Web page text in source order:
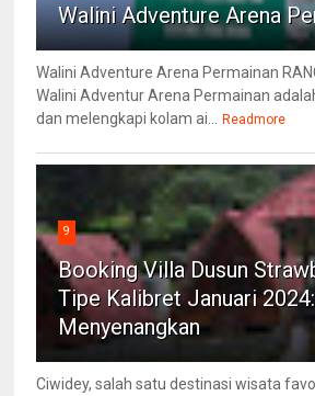
Walini Adventure Arena
Walini Adventure Arena Permainan
Walini Adventur Arena Permainan
dan melengkapi kolam ai...
Readmore
9
Booking Villa Dusun
Tipe Kalibret Januari
Menyenangkan
Ciwidey, salah satu destinasi wisata